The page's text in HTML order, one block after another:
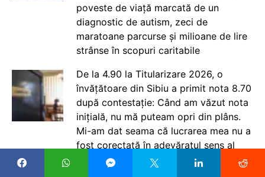
poveste de viață marcată de un
diagnostic de autism, zeci de
maratoane parcurse și milioane de lire
strânse în scopuri caritabile
De la 4.90 la Titularizare 2026, o
învățătoare din Sibiu a primit nota 8.70
după contestație: Când am văzut nota
inițială, nu mă puteam opri din plâns.
Mi-am dat seama că lucrarea mea nu a
fost corectată în adevăratul sens al
cuvântului